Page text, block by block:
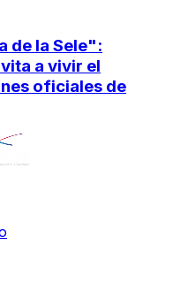
de la Sele":
a vivir el
oficiales de